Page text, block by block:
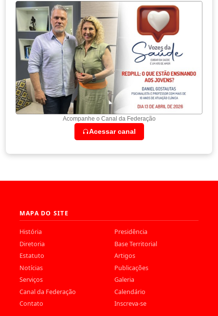
Acompanhe o Canal da Federação
Acessar canal
MAPA DO SITE
História
Presidência
Diretoria
Base Territorial
Estatuto
Artigos
Notícias
Publicações
Serviços
Galeria
Canal da Federação
Calendário
Contato
Inscreva-se